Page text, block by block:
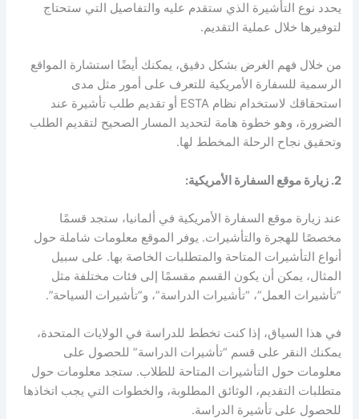
يحدد نوع التأشيرة الذي ستقدم عليه والتفاصيل التي ستحتاج
لتوفيرها خلال عملية التقديم.
من خلال فهم الغرض بشكل دقيق، يمكنك أيضًا استشارة المواقع
الرسمية للسفارة الأمريكية للتعرف على أمور مثل مدى
استحقاقك لاستخدام نظام ESTA أو تقديم طلب تأشيرة عند
الضرورة، وهو خطوة هامة لتحديد المسار الصحيح لتقديم الطلب
وتحقيق نجاح الرحلة المخطط لها.
2. زيارة موقع السفارة الأمريكية:
عند زيارة موقع السفارة الأمريكية في ألمانيا، ستجد قسمًا
مخصصًا للهجرة والتأشيرات. يوفر الموقع معلومات شاملة حول
أنواع التأشيرات المتاحة والمتطلبات الخاصة بها. على سبيل
المثال، يمكن أن يكون القسم مقسمًا إلى فئات مختلفة مثل
“تأشيرات العمل”، “تأشيرات الدراسة”، و”تأشيرات السياحة”.
في هذا السياق، إذا كنت تخطط للدراسة في الولايات المتحدة،
يمكنك النقر على قسم “تأشيرات الدراسة” للحصول على
معلومات حول التأشيرات المتاحة للطلاب. ستجد معلومات حول
متطلبات التقديم، الوثائق المطلوبة، والخطوات التي يجب اتخاذها
للحصول على تأشيرة الدراسة.